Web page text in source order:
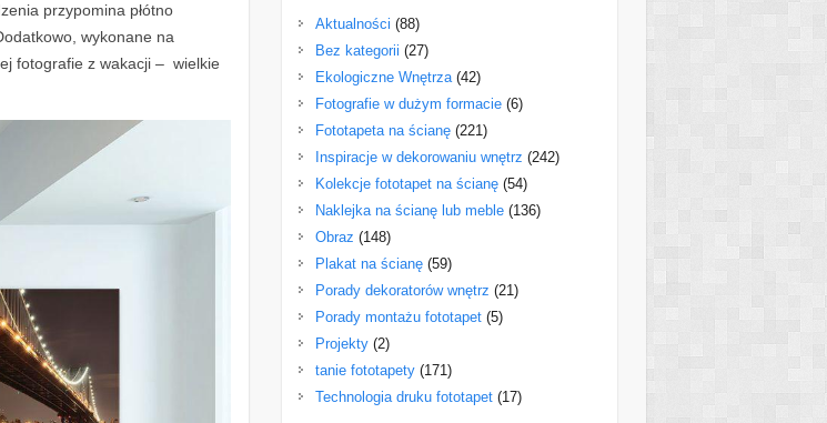
przypomina płótno
wykonane na
fotografie z wakacji – wielkie
Aktualności (88)
Bez kategorii (27)
Ekologiczne Wnętrza(42)
Fotografie w dużym formacie(6)
Fototapeta na ścianę(221)
Inspiracje w dekorowaniu wnętrz (242)
Kolekcje fototapet na ścianę(54)
Naklejka na ścianę lub meble(136)
Obraz (148)
Plakat na ścianę(59)
Porady dekoratorów wnętrz (21)
Porady montażu fototapet(5)
Projekty(2)
tanie fototapety(171)
Technologia druku fototapet(17)